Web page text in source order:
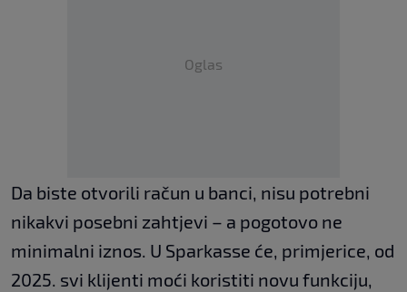
Oglas
Da biste otvorili račun u banci, nisu potrebni
nikakvi posebni zahtjevi – a pogotovo ne
minimalni iznos. U Sparkasse će, primjerice, od
2025. svi klijenti moći koristiti novu funkciju,